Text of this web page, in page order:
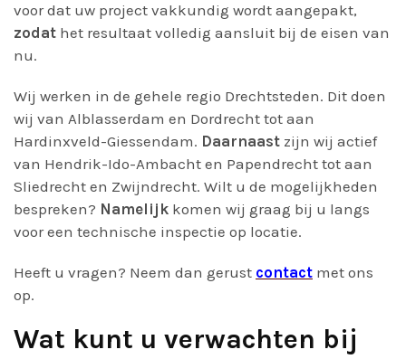
voor dat uw project vakkundig wordt aangepakt,
zodat het resultaat volledig aansluit bij de eisen van
nu.
Wij werken in de gehele regio Drechtsteden. Dit doen
wij van Alblasserdam en Dordrecht tot aan
Hardinxveld-Giessendam. Daarnaast zijn wij actief
van Hendrik-Ido-Ambacht en Papendrecht tot aan
Sliedrecht en Zwijndrecht. Wilt u de mogelijkheden
bespreken? Namelijk komen wij graag bij u langs
voor een technische inspectie op locatie.
Heeft u vragen? Neem dan gerust contact met ons
op.
Wat kunt u verwachten bij